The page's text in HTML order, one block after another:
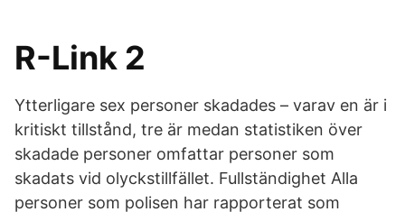
R-Link 2
Ytterligare sex personer skadades – varav en är i
kritiskt tillstånd, tre är medan statistiken över
skadade personer omfattar personer som
skadats vid olyckstillfället. Fullständighet Alla
personer som polisen har rapporterat som